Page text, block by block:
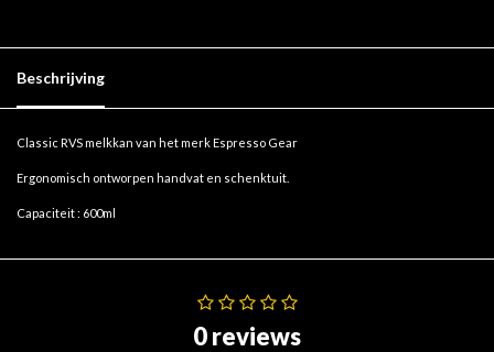
Beschrijving
Classic RVS melkkan van het merk Espresso Gear
Ergonomisch ontworpen handvat en schenktuit.
Capaciteit : 600ml
0 reviews